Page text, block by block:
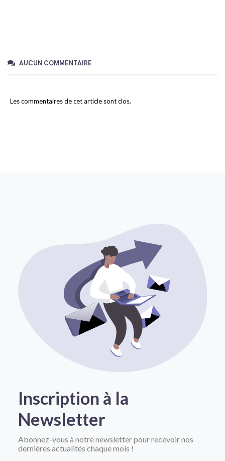
AUCUN COMMENTAIRE
Les commentaires de cet article sont clos.
Inscription à la
Newsletter
Abonnez-vous à notre newsletter pour recevoir nos
dernières actualités chaque mois !